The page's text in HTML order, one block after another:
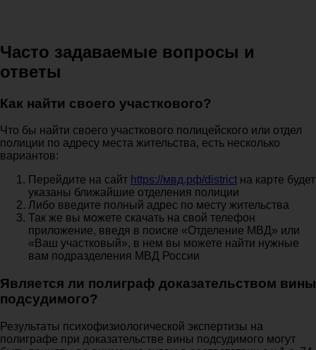
Часто задаваемые вопросы и
ответы
Как найти своего участкового?
Что бы найти своего участкового полицейского или отдел
полиции по адресу места жительства, есть несколько
вариантов:
Перейдите на сайт https://мвд.рф/district на карте будет
указаны ближайшие отделения полиции
Либо введите полный адрес по месту жительства
Так же вы можете скачать на свой телефон
приложение, введя в поиске «Отделение МВД» или
«Ваш участковый», в нем вы можете найти нужные
вам подразделения МВД России
Является ли полиграф доказательством вины
подсудимого?
Результаты психофизиологической экспертизы на
полиграфе при доказательстве вины подсудимого могут